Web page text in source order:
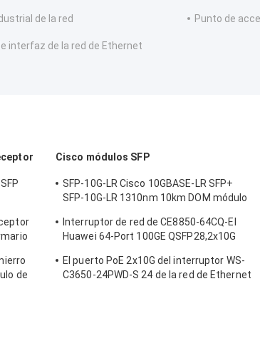
de la red Punto de
interfaz de la red de Ethernet
de
Cisco módulos SFP
SFP-10G-LR Cisco 10GBASE-LR SFP+
SFP-10G-LR 1310nm 10km DOM módulo
Interruptor de red de CE8850-64CQ-EI
Huawei 64-Port 100GE QSFP28,2x10G
El puerto PoE 2x10G del interruptor WS-
C3650-24PWD-S 24 de la red de Ethernet